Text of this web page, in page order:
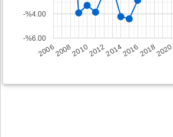
20062008201020122014201620182020
-%6.00
-%4.00